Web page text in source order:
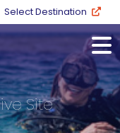
Select Destination
Site